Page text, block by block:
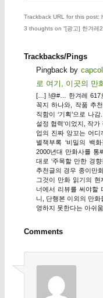
Trackback URL for this
3 thoughts on “[광고] 한겨레
Trackbacks/Pings
Pingback by
로 여기, 이곳의 만
[…] !@#… 한겨레 617
꼭지 하나와, 작품 추
직함이 ‘기획’으로 나
설정 협력‘이었지, 작
업의 진짜 앙꼬는 어디
별책부록 ‘비밀의 백
2000년대 만화사를 통
대로 ‘주목할 만한 경
추천글의 경우 종이만
그것이 만화 읽기의
너에서 리뷰를 써야할
니, 단행본 이외의 만
영하지 못한다는 아쉬
Comments